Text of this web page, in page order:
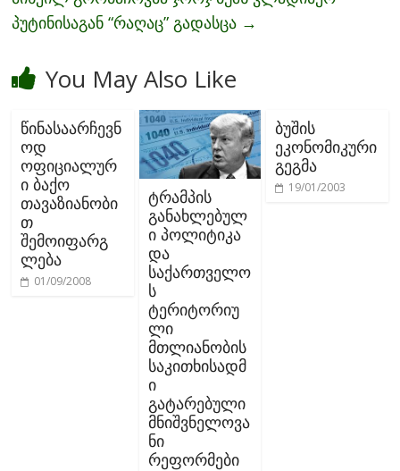
პუტინისაგან “რაღაც” გადასცა →
You May Also Like
წინასაარჩევნ
ოდ
ოფიციალურ
ი ბაქო
თავაზიანობი
თ
შემოიფარგ
ლება
01/09/2008
ტრამპის
განახლებულ
ი პოლიტიკა
და
საქართველო
ს
ტერიტორიუ
ლი
მთლიანობის
საკითხისადმ
ი
გატარებული
მნიშვნელოვა
ნი
რეფორმები
ბუშის
ეკონომიკური
გეგმა
19/01/2003